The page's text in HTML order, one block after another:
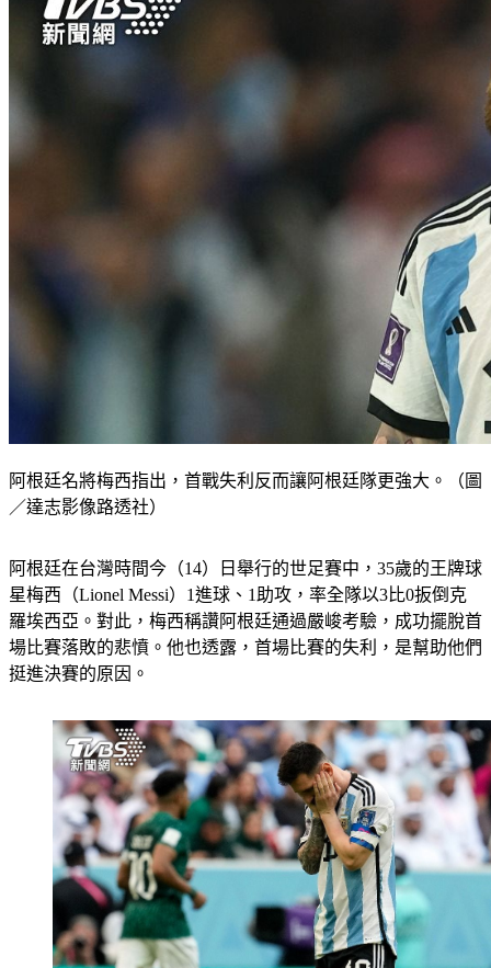
阿根廷名將梅西指出，首戰失利反而讓阿根廷隊更強大。（圖
／達志影像路透社）
阿根廷在台灣時間今（14）日舉行的世足賽中，35歲的王牌球
星梅西（Lionel Messi）1進球、1助攻，率全隊以3比0扳倒克
羅埃西亞。對此，梅西稱讚阿根廷通過嚴峻考驗，成功擺脫首
場比賽落敗的悲憤。他也透露，首場比賽的失利，是幫助他們
挺進決賽的原因。